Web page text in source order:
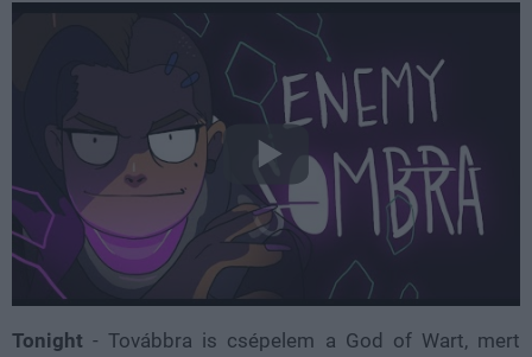
Tonight - Továbbra is csépelem a God of Wart, mert